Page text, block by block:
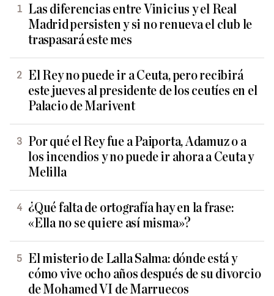
Las diferencias entre Vinicius y el Real
Madrid persisten y si no renueva el club le
traspasará este mes
El Rey no puede ir a Ceuta, pero recibirá
este jueves al presidente de los ceutíes en el
Palacio de Marivent
Por qué el Rey fue a Paiporta, Adamuz o a
los incendios y no puede ir ahora a Ceuta y
Melilla
¿Qué falta de ortografía hay en la frase:
«Ella no se quiere así misma»?
El misterio de Lalla Salma: dónde está y
cómo vive ocho años después de su divorcio
de Mohamed VI de Marruecos